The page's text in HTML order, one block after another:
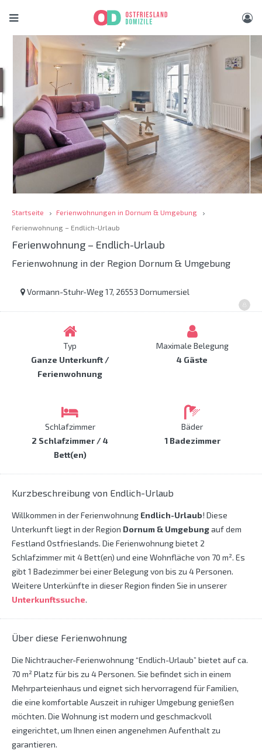
Startseite
Ferienwohnungen in Dornum & Umgebung
Ferienwohnung – Endlich-Urlaub
Ferienwohnung – Endlich-Urlaub
Ferienwohnung in der Region Dornum & Umgebung
Vormann-Stuhr-Weg 17, 26553 Dornumersiel
Typ
Ganze Unterkunft /
Ferienwohnung
Maximale Belegung
4 Gäste
Schlafzimmer
2 Schlafzimmer / 4
Bett(en)
Bäder
1 Badezimmer
Kurzbeschreibung von Endlich-Urlaub
Willkommen in der Ferienwohnung Endlich-Urlaub! Diese
Unterkunft liegt in der Region Dornum & Umgebungauf dem
Festland Ostfrieslands. Die Ferienwohnung bietet 2
Schlafzimmer mit 4 Bett(en) und eine Wohnfläche von 70 m². Es
gibt 1 Badezimmer bei einer Belegung von bis zu 4 Personen.
Weitere Unterkünfte in dieser Region finden Sie in unserer
Unterkunftssuche.
Über diese Ferienwohnung
Die Nichtraucher-Ferienwohnung “Endlich-Urlaub” bietet auf ca.
70 m² Platz für bis zu 4 Personen. Sie befindet sich in einem
Mehrparteienhaus und eignet sich hervorragend für Familien,
die eine komfortable Auszeit in ruhiger Umgebung genießen
möchten. Die Wohnung ist modern und geschmackvoll
eingerichtet, um Ihnen einen angenehmen Aufenthalt zu
garantieren.